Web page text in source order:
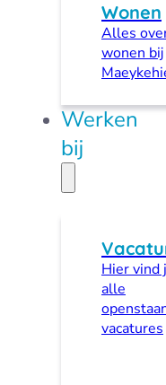
Wonen
Alles
wonen bij
Werken
bij
Hier vind
alle
vacatures